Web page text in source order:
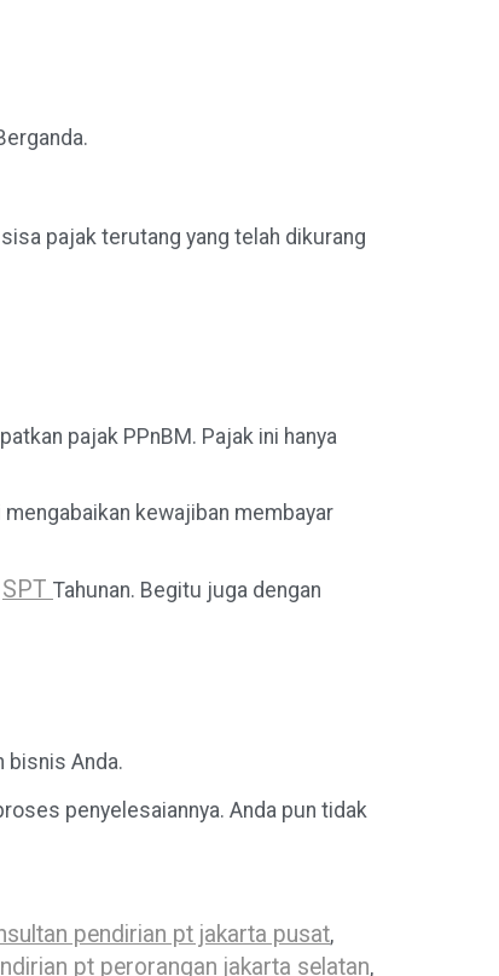
pajak terutang yang telah dikurang
pajak PPnBM. Pajak ini hanya
kewajiban membayar
SPT Tahunan. Begitu juga dengan
bisnis Anda.
penyelesaiannya. Anda pun tidak
pendirian pt jakarta pusat,
pt perorangan jakarta selatan,